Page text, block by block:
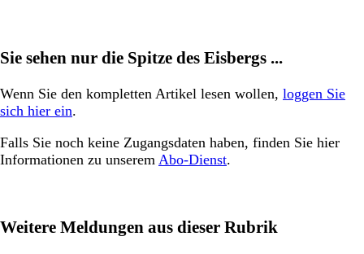
Sie sehen nur die Spitze des Eisbergs ...
Wenn Sie den kompletten Artikel lesen wollen, loggen Sie
sich hier ein.
Falls Sie noch keine Zugangsdaten haben, finden Sie hier
Informationen zu unserem Abo-Dienst.
Weitere Meldungen aus dieser Rubrik